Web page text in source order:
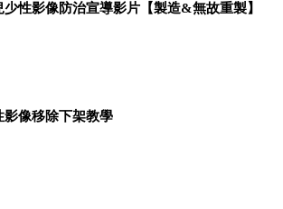
少性影像防治宣導影片【製造&無故重製】
影像移除下架教學